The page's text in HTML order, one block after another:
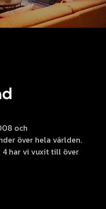
och
över hela världen.
4 har vi vuxit till över